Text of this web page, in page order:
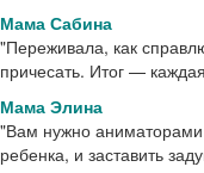
Мама Сабина
"Переживала, как
причесать. Итог —
Мама Элина
"Вам нужно
ребенка, и заставить